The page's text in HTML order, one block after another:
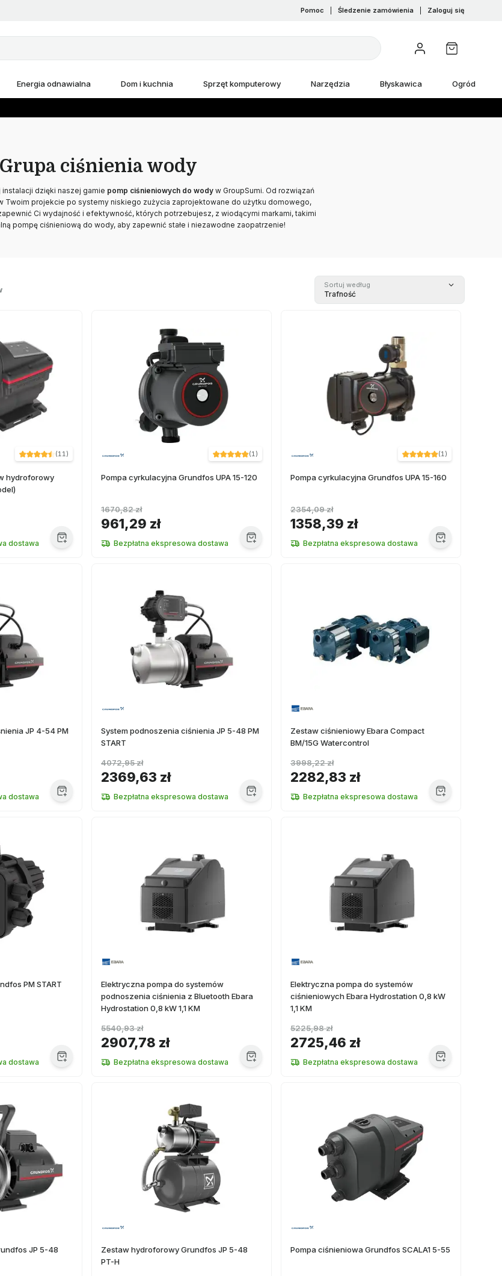
Pomoc Śledzenie zamówienia Zaloguj się
Energia odnawialna Dom i kuchnia Sprzęt komputerowy Narzędzia Błyskawica Ogród
Grupa ciśnienia wody
dzięki naszej gamie pomp ciśnieniowych do wody w GroupSumi. Od rozwiązań
Twoim projekcie po systemy niskiego zużycia zaprojektowane do użytku domowego,
Ci wydajność i efektywność, których potrzebujesz, z wiodącymi markami, takimi
pompę ciśnieniową do wody, aby zapewnić stałe i niezawodne zaopatrzenie!
Sortuj według
Trafność
(11)
hydroforowy
dostawa
(1)
Pompa cyrkulacyjna Grundfos UPA 15-120
961,29 zł
1670,82 zł
Bezpłatna ekspresowa dostawa
(1)
Pompa cyrkulacyjna Grundfos UPA 15-160
1358,39 zł
2354,09 zł
Bezpłatna ekspresowa dostawa
JP 4-54 PM
dostawa
System podnoszenia ciśnienia JP 5-48 PM
START
2369,63 zł
4072,95 zł
Bezpłatna ekspresowa dostawa
Zestaw ciśnieniowy Ebara Compact
BM/15G Watercontrol
2282,83 zł
3998,22 zł
Bezpłatna ekspresowa dostawa
PM START
dostawa
Elektryczna pompa do systemów
podnoszenia ciśnienia z Bluetooth Ebara
Hydrostation 0,8 kW 1,1 KM
2907,78 zł
5540,93 zł
Bezpłatna ekspresowa dostawa
Elektryczna pompa do systemów
ciśnieniowych Ebara Hydrostation 0,8 kW
1,1 KM
2725,46 zł
5225,98 zł
Bezpłatna ekspresowa dostawa
JP 5-48
Zestaw hydroforowy Grundfos JP 5-48
PT-H
Pompa ciśnieniowa Grundfos SCALA1 5-55